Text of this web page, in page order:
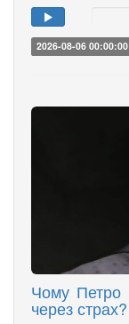
2026-08-06 00:00:00
Чому Петро
через страх?